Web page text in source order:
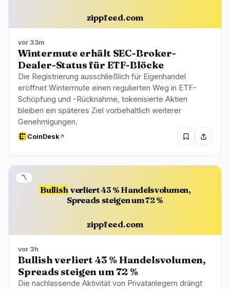
zippfeed.com
vor 33m
Wintermute erhält SEC-Broker-
Dealer-Status für ETF-Blöcke
Die Registrierung ausschließlich für Eigenhandel
eröffnet Wintermute einen regulierten Weg in ETF-
Schöpfung und -Rücknahme, tokenisierte Aktien
bleiben ein späteres Ziel vorbehaltlich weiterer
Genehmigungen.
CoinDesk
Bullish verliert 43 % Handelsvolumen,
Spreads steigen um 72 %
zippfeed.com
〽️
vor 3h
Bullish verliert 43 % Handelsvolumen,
Spreads steigen um 72 %
Die nachlassende Aktivität von Privatanlegern drängt